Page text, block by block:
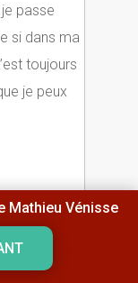
passe
si dans ma
toujours
je peux
Réponse
Mathieu Vénisse